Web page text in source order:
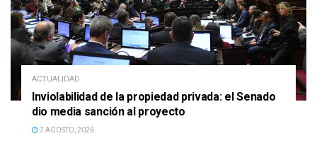
ACTUALIDAD
Inviolabilidad de la propiedad privada: el Senado
dio media sanción al proyecto
7 AGOSTO, 2026